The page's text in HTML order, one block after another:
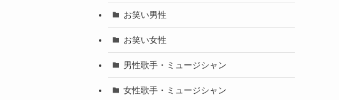
お笑い男性
お笑い女性
男性歌手・ミュージシャン
女性歌手・ミュージシャン